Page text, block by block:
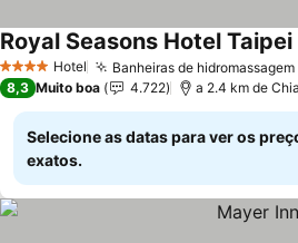
4 EstrelasHotel Banheiras de
Royal Seasons Hotel
8,3 Muito boa 4.722 a 2.4 km de
Selecione as datas para ver os
exatos.